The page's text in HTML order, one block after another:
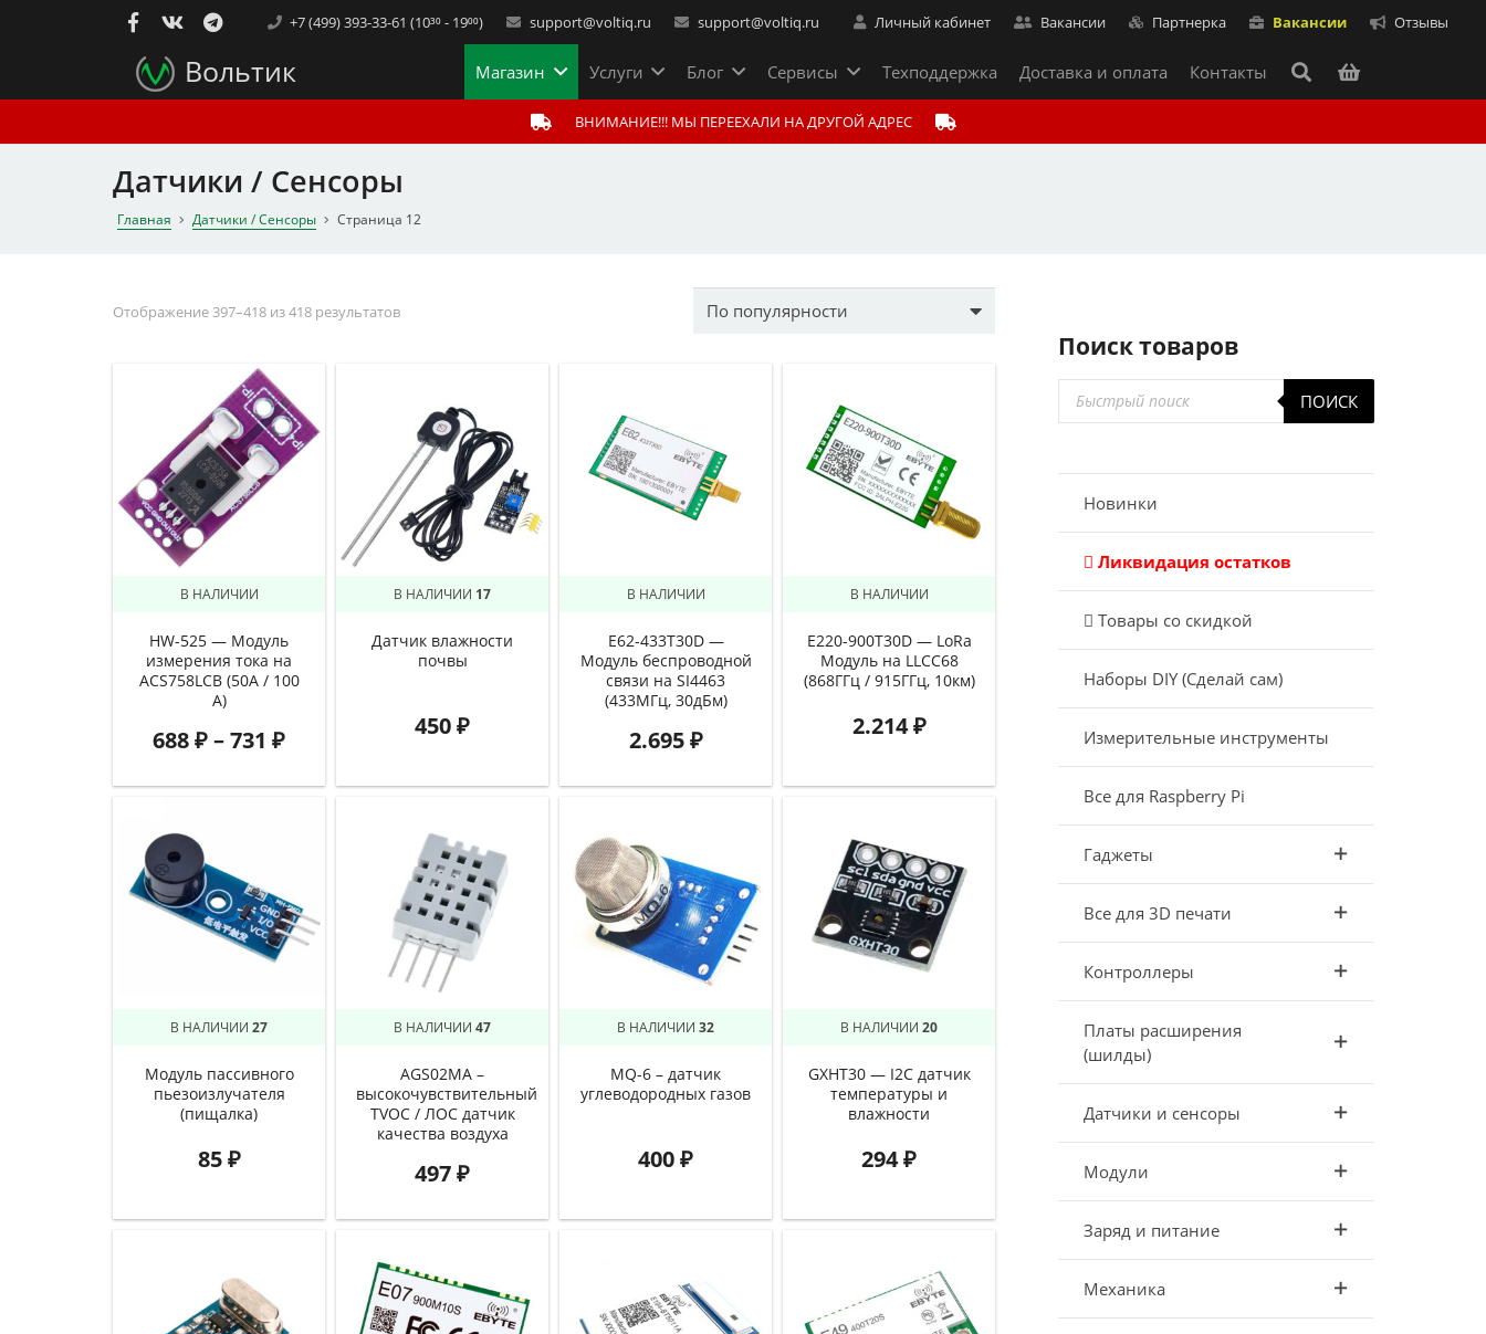
+7 (499) 393-33-61 (10³⁰ - 19⁰⁰) support@voltiq.ru support@voltiq.ru Личный кабинет Вакансии Партнерка Вакансии Отзывы
Вольтик Магазин Услуги Блог Сервисы Техподдержка Доставка и оплата Контакты
ВНИМАНИЕ!!! МЫ ПЕРЕЕХАЛИ НА ДРУГОЙ АДРЕС
Датчики / Сенсоры
Главная Датчики / Сенсоры Страница 12
Отображение 397–418 из 418 результатов
В НАЛИЧИИ
HW-525 — Модуль
измерения тока на
ACS758LCB (50А / 100
А)
688₽–731 ₽
В НАЛИЧИИ 17
Датчик влажности
почвы
450₽
В НАЛИЧИИ
E62-433T30D —
Модуль беспроводной
связи на SI4463
(433МГц, 30дБм)
2.695₽
В НАЛИЧИИ
E220-900T30D — LoRa
Модуль на LLCC68
(868ГГц / 915ГГц, 10км)
2.214₽
В НАЛИЧИИ 27
Модуль пассивного
пьезоизлучателя
(пищалка)
85₽
В НАЛИЧИИ 47
AGS02MA –
высокочувствительный
TVOC / ЛОС датчик
качества воздуха
497₽
В НАЛИЧИИ 32
MQ-6 – датчик
углеводородных газов
400₽
В НАЛИЧИИ 20
GXHT30 — I2C датчик
температуры и
влажности
294₽
Поиск товаров
Поиск
товаров
ПОИСК
Новинки
Ликвидация остатков
Товары со скидкой
Наборы DIY (Сделай сам)
Измерительные инструменты
Все для Raspberry Pi
Гаджеты
Все для 3D печати
Контроллеры
Платы расширения
(шилды)
Датчики и сенсоры
Модули
Заряд и питание
Механика